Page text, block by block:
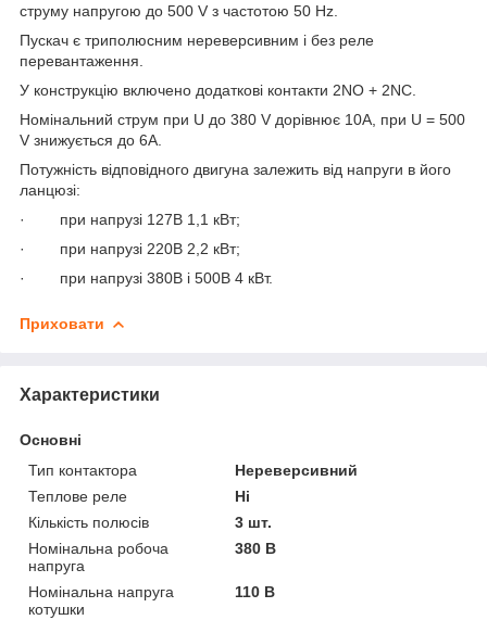
струму напругою до 500 V з частотою 50 Hz.
Пускач є триполюсним нереверсивним і без реле
перевантаження.
У конструкцію включено додаткові контакти 2NO + 2NC.
Номінальний струм при U до 380 V дорівнює 10А, при U = 500
V знижується до 6А.
Потужність відповідного двигуна залежить від напруги в його
ланцюзі:
· при напрузі 127В 1,1 кВт;
· при напрузі 220В 2,2 кВт;
· при напрузі 380В і 500В 4 кВт.
Приховати
Характеристики
Основні
Тип контактора
Нереверсивний
Теплове реле
Ні
Кількість полюсів
3 шт.
Номінальна робоча
напруга
380 В
Номінальна напруга
котушки
110 В